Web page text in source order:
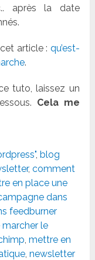
après la date
article : qu’est-
.
tuto, laissez un
Cela me
,blog
,comment
en place une
dans
feedburner
marcher le
,mettre en
,newsletter